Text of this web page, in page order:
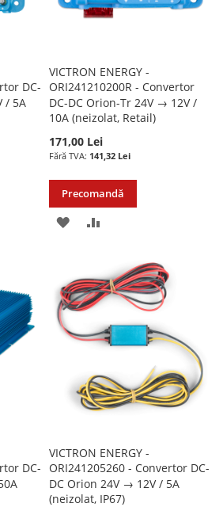
DC-
/ 5A
VICTRON ENERGY -
ORI241210200R - Convertor
DC-DC Orion-Tr 24V → 12V /
10A (neizolat, Retail)
171,00 Lei
141,32 Lei
Precomandă
ADAUGATI
LISTA
DE
DORINTE
COMPARARE
DC-
VICTRON ENERGY -
ORI241205260 - Convertor DC-
DC Orion 24V → 12V / 5A
(neizolat, IP67)